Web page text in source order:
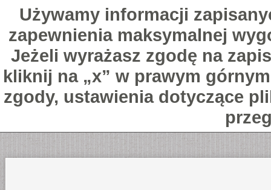
Używamy informacji
zapewnienia maksymalnej
Jeżeli wyrażasz zgodę na
kliknij na „x” w prawym
zgody, ustawienia dotyczące